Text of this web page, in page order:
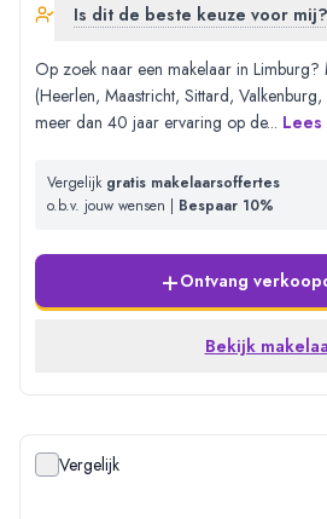
Is dit de beste keuze voor mij?
Op zoek naar een makelaar in Limburg?
(Heerlen, Maastricht, Sittard,
meer dan 40 jaar ervaring op de...
Vergelijk gratis makelaarsoffertes
o.b.v. jouw wensen | Bespaar 10%
+Ontvang
Bekijk
Vergelijk